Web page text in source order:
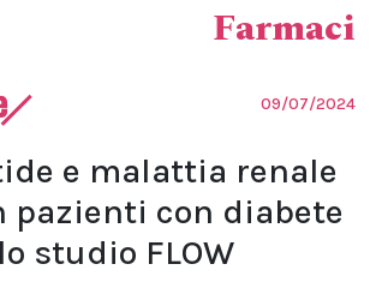
Farmaci
09/07/2024
e malattia renale
pazienti con diabete
studio FLOW